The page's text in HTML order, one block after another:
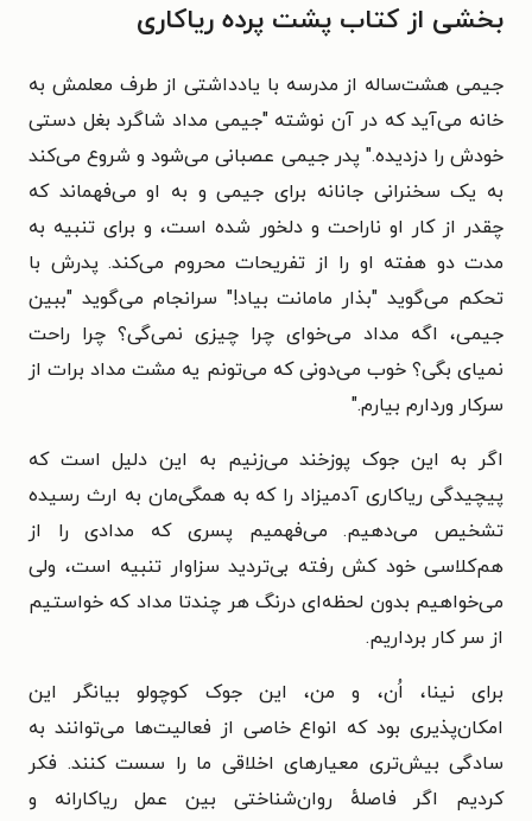
بخشی از کتاب پشت پرده ریاکاری
جیمی هشت‌ساله از مدرسه با یادداشتی از طرف معلمش به
خانه می‌آید که در آن نوشته "جیمی مداد شاگرد بغل دستی
خودش را دزدیده." پدر جیمی عصبانی می‌شود و شروع می‌کند
به یک سخنرانی جانانه برای جیمی و به او می‌فهماند که
چقدر از کار او ناراحت و دلخور شده است، و برای تنبیه به
مدت دو هفته او را از تفریحات محروم می‌کند. پدرش با
تحکم می‌گوید "بذار مامانت بیاد!" سرانجام می‌گوید "ببین
جیمی، اگه مداد می‌خوای چرا چیزی نمی‌گی؟ چرا راحت
نمیای بگی؟ خوب می‌دونی که می‌تونم یه مشت مداد برات از
سرکار وردارم بیارم."
اگر به این جوک پوزخند می‌زنیم به این دلیل است که
پیچیدگی ریاکاری آدمیزاد را که به همگی‌مان به ارث رسیده
تشخیص می‌دهیم. می‌فهمیم پسری که مدادی را از
هم‌کلاسی خود کش رفته بی‌تردید سزاوار تنبیه است، ولی
می‌خواهیم بدون لحظه‌ای درنگ هر چندتا مداد که خواستیم
از سر کار برداریم.
برای نینا، اُن، و من، این جوک کوچولو بیانگر این
امکان‌پذیری بود که انواع خاصی از فعالیت‌ها می‌توانند به
سادگی بیش‌تری معیارهای اخلاقی ما را سست کنند. فکر
کردیم اگر فاصلهٔ روان‌شناختی بین عمل ریاکارانه و